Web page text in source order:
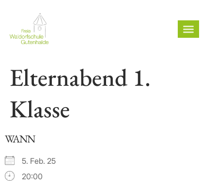
Elternabend 1.
Klasse
WANN
5. Feb. 25
20:00